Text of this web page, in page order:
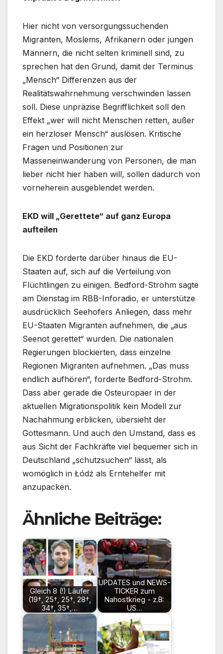
Hier nicht von versorgungssuchenden
Migranten, Moslems, Afrikanern oder jungen
Männern, die nicht selten kriminell sind, zu
sprechen hat den Grund, damit der Terminus
„Mensch“ Differenzen aus der
Realitätswahrnehmung verschwinden lassen
soll. Diese unpräzise Begrifflichkeit soll den
Effekt „wer will nicht Menschen retten, außer
ein herzloser Mensch“ auslösen. Kritische
Fragen und Positionen zur
Masseneinwanderung von Personen, die man
lieber nicht hier haben will, sollen dadurch von
vorneherein ausgeblendet werden.
EKD will „Gerettete“ auf ganz Europa
aufteilen
Die EKD forderte darüber hinaus die EU-
Staaten auf, sich auf die Verteilung von
Flüchtlingen zu einigen. Bedford-Strohm sagte
am Dienstag im RBB-Inforadio, er unterstütze
ausdrücklich Seehofers Anliegen, dass mehr
EU-Staaten Migranten aufnehmen, die „aus
Seenot gerettet“ wurden. Die nationalen
Regierungen blockierten, dass einzelne
Regionen Migranten aufnehmen. „Das muss
endlich aufhören“, forderte Bedford-Strohm.
Dass aber gerade die Osteuropäer in der
aktuellen Migrationspolitik kein Modell zur
Nachahmung erblicken, übersieht der
Gottesmann. Und auch den Umstand, dass es
aus Sicht der Fachkräfte viel bequemer sich in
Deutschland „schutzsuchen“ lässt, als
womöglich in Łódź als Erntehelfer mit
anzupacken.
Ähnliche Beiträge:
Gleich 8 (!) Läufer
(19†, 25†, 25†, 28†,
34†, 35†,…
UPDATES und NEWS-
TICKER zum
Nahostkrieg - z.B:
US…